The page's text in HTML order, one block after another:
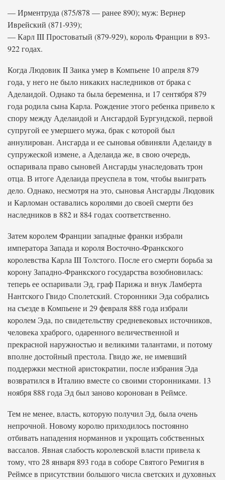
— Ирментруда (875/878 — ранее 890); муж: Вернер
Иврейский (871-939);
— Карл III Простоватый (879-929), король Франции в 893-
922 годах.
Когда Людовик II Заика умер в Компьене 10 апреля 879
года, у него не было никаких наследников от брака с
Аделаидой. Однако та была беременна, и 17 сентября 879
года родила сына Карла. Рождение этого ребенка привело к
спору между Аделаидой и Ансгардой Бургундской, первой
супругой ее умершего мужа, брак с которой был
аннулирован. Ансгарда и ее сыновья обвиняли Аделаиду в
супружеской измене, а Аделаида же, в свою очередь,
оспаривала право сыновей Ансгарды унаследовать трон
отца. В итоге Аделаида преуспела в том, чтобы выиграть
дело. Однако, несмотря на это, сыновья Ансгарды Людовик
и Карломан оставались королями до своей смерти без
наследников в 882 и 884 годах соответственно.
Затем королем Франции западные франки избрали
императора Запада и короля Восточно-Франкского
королевства Карла III Толстого. После его смерти борьба за
корону Западно-Франкского государства возобновилась:
теперь ее оспаривали Эд, граф Парижа и внук Ламберта
Нантского Гвидо Сполетский. Сторонники Эда собрались
на съезде в Компьене и 29 февраля 888 года избрали
королем Эда, по свидетельству средневековых источников,
человека храброго, одаренного величественной и
прекрасной наружностью и великими талантами, и потому
вполне достойный престола. Гвидо же, не имевший
поддержки местной аристократии, после избрания Эда
возвратился в Италию вместе со своими сторонниками. 13
ноября 888 года Эд был заново коронован в Реймсе.
Тем не менее, власть, которую получил Эд, была очень
непрочной. Новому королю приходилось постоянно
отбивать нападения норманнов и укрощать собственных
вассалов. Явная слабость королевской власти привела к
тому, что 28 января 893 года в соборе Святого Ремигия в
Реймсе в присутствии большого числа светских и духовных